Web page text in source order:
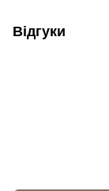
Відгуки